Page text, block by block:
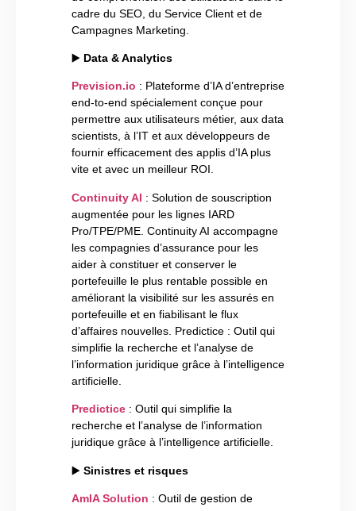
cadre du SEO, du Service Client et de
Campagnes Marketing.
▶️ Data & Analytics
Prevision.io : Plateforme d’IA d’entreprise
end-to-end spécialement conçue pour
permettre aux utilisateurs métier, aux data
scientists, à l’IT et aux développeurs de
fournir efficacement des applis d’IA plus
vite et avec un meilleur ROI.
Continuity AI : Solution de souscription
augmentée pour les lignes IARD
Pro/TPE/PME. Continuity AI accompagne
les compagnies d’assurance pour les
aider à constituer et conserver le
portefeuille le plus rentable possible en
améliorant la visibilité sur les assurés en
portefeuille et en fiabilisant le flux
d’affaires nouvelles. Predictice : Outil qui
simplifie la recherche et l’analyse de
l’information juridique grâce à l’intelligence
artificielle.
Predictice : Outil qui simplifie la
recherche et l’analyse de l’information
juridique grâce à l’intelligence artificielle.
▶️ Sinistres et risques
AmIA Solution : Outil de gestion de